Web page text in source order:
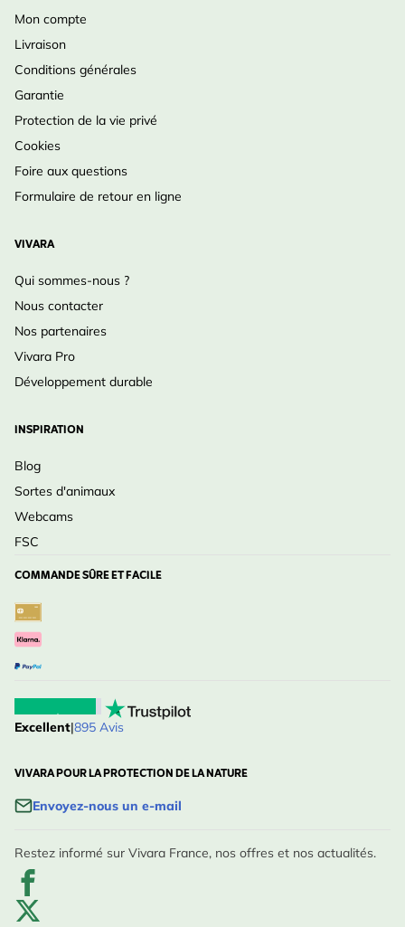
Mon compte
Livraison
Conditions générales
Garantie
Protection de la vie privé
Cookies
Foire aux questions
Formulaire de retour en ligne
VIVARA
Qui sommes-nous ?
Nous contacter
Nos partenaires
Vivara Pro
Développement durable
INSPIRATION
Blog
Sortes d'animaux
Webcams
FSC
COMMANDE SÛRE ET FACILE
Excellent|895 Avis
VIVARA POUR LA PROTECTION DE LA NATURE
Envoyez-nous un e-mail
Restez informé sur Vivara France, nos offres et nos actualités.